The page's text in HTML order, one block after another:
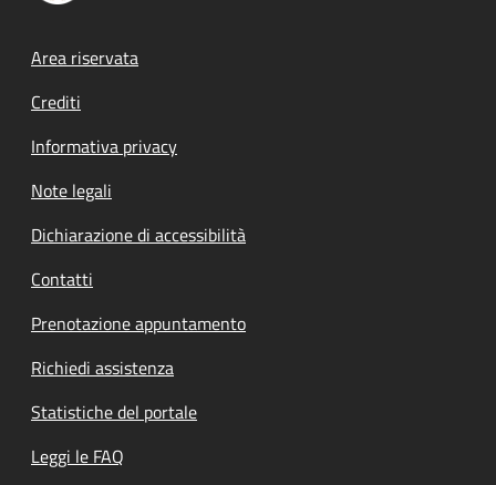
Footer menu
Area riservata
Crediti
Informativa privacy
Note legali
Dichiarazione di accessibilità
Contatti
Prenotazione appuntamento
Richiedi assistenza
Statistiche del portale
Leggi le FAQ